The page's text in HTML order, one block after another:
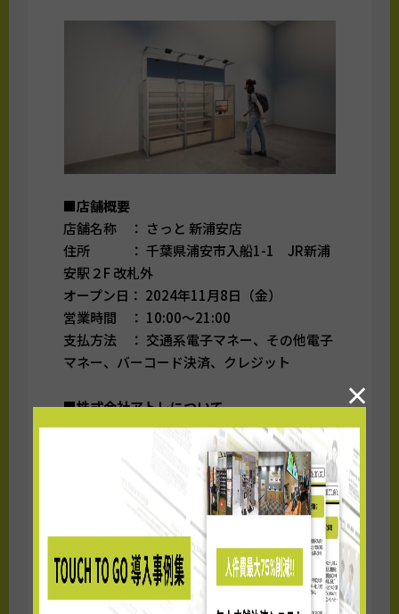
■店舗概要
店舗名称 ： さっと 新浦安店
住所 ： 千葉県浦安市入船1-1 JR新浦
安駅２F 改札外
オープン日： 2024年11月8日（金）
営業時間 ： 10:00～21:00
支払方法 ： 交通系電子マネー、その他電子
マネー、バーコード決済、クレジット
■株式会社アトレについて
会社名 ： 株式会社アトレ
事業内容： 駅ビルの管理及び運営等
事業所 ： 東京都渋谷区恵比寿4丁目1番18
号 恵比寿ネオナート6F
設立 ： 1990年4月2日
資本金 ： 16億3千万円
運営施設： アトレ恵比寿、アトレ吉祥寺、ア
トレ上野 他、直営ショップ シャン・ド・エ
×